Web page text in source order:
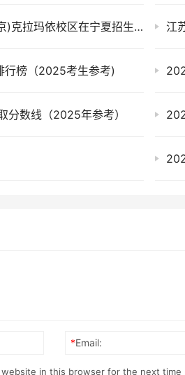
2025年中国石油大学(北京)克拉玛依校区在宁夏招生代码及专业代码 江
行榜（2025考生参考)
分数线（2025年参考）
*Email:
website in this browser for the next time